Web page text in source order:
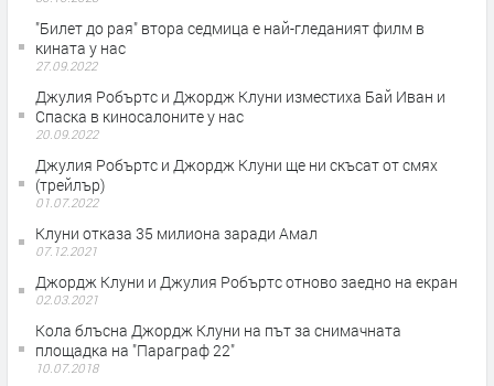
"Билет до рая" втора седмица е най-гледаният филм в
кината у нас
27.09.2022
Джулия Робъртс и Джордж Клуни изместиха Бай Иван и
Спаска в киносалоните у нас
20.09.2022
Джулия Робъртс и Джордж Клуни ще ни скъсат от смях
(трейлър)
01.07.2022
Клуни отказа 35 милиона заради Амал
07.12.2021
Джордж Клуни и Джулия Робъртс отново заедно на екран
02.03.2021
Кола блъсна Джордж Клуни на път за снимачната
площадка на "Параграф 22"
10.07.2018